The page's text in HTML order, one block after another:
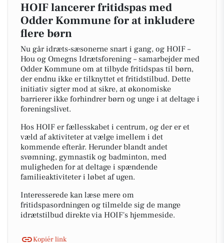
HOIF lancerer fritidspas med
Odder Kommune for at inkludere
flere børn
Nu går idræts-sæsonerne snart i gang, og HOIF –
Hou og Omegns Idrætsforening – samarbejder med
Odder Kommune om at tilbyde fritidspas til børn,
der endnu ikke er tilknyttet et fritidstilbud. Dette
initiativ sigter mod at sikre, at økonomiske
barrierer ikke forhindrer børn og unge i at deltage i
foreningslivet.
Hos HOIF er fællesskabet i centrum, og der er et
væld af aktiviteter at vælge imellem i det
kommende efterår. Herunder blandt andet
svømning, gymnastik og badminton, med
muligheden for at deltage i spændende
familieaktiviteter i løbet af ugen.
Interesserede kan læse mere om
fritidspasordningen og tilmelde sig de mange
idrætstilbud direkte via HOIF's hjemmeside.
Kopiér link